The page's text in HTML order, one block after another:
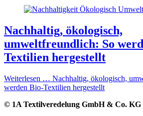
Nachhaltig, ökologisch,
umweltfreundlich: So
Textilien hergestellt
Weiterlesen … Nachhaltig, ökologisch,
werden Bio-Textilien hergestellt
© 1A Textilveredelung GmbH & Co. KG